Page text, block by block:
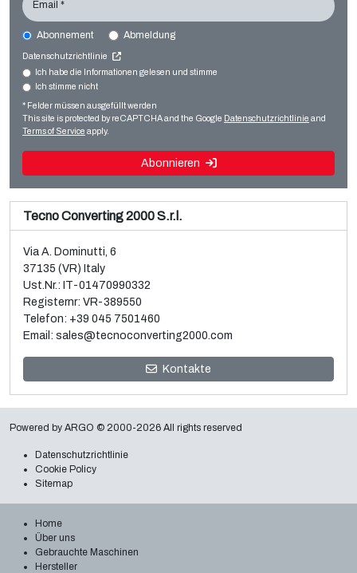
Printing machines
Flexo CI
Weiterlesen
Verkauf und Demontage einer gebrauchten Brückner
BOPP-3-Schicht-Folienanlage
Verkauf und Demontage von 3 gebrauchten Galileo
Vakuum-Metallizern
Weiterlesen
Email *
Abonnement Abmeldung
Datenschutzrichtlinie
Ich habe die Informationen gelesen und stimme
Ich stimme nicht
* Felder müssen ausgefüllt werden
This site is protected by reCAPTCHA and the Google Datenschutzrichtlinie and
Terms of Service apply.
Abonnieren
Tecno Converting 2000 S.r.l.
Via A. Dominutti, 6
37135 (VR) Italy
Ust.Nr.: IT-01470990332
Registernr: VR-389550
Telefon: +39 045 7501460
Email: sales@tecnoconverting2000.com
Kontakte
Powered by ARGO © 2000-2026 All rights reserved
Datenschutzrichtlinie
Cookie Policy
Sitemap
Home
Über uns
Gebrauchte Maschinen
Hersteller